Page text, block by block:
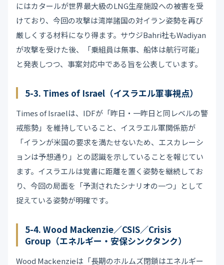
にはカタールが世界最大級のLNG生産施設への被害を受
けており、今回の攻撃は湾岸諸国の対イラン姿勢を再び
厳しくする材料になり得ます。サウジBahri社もWadiyan
が攻撃を受けた後、「乗組員は無事、船体は航行可能」
と発表しつつ、事案対応中である旨を公表しています。
5-3. Times of Israel（イスラエル軍事視点）
Times of Israelは、IDFが「昨日・一昨日と同レベルの警
戒態勢」を維持していること、イスラエル軍関係筋が
「イランが米国の要求を満たせないため、エスカレーシ
ョンは予想通り」との認識を示していることを報じてい
ます。イスラエルは覚書に距離を置く姿勢を継続してお
り、今回の局面を「予測されたシナリオの一つ」として
捉えている姿勢が明確です。
5-4. Wood Mackenzie／CSIS／Crisis
Group（エネルギー・安保シンクタンク）
Wood Mackenzieは「長期のホルムズ閉鎖はエネルギー